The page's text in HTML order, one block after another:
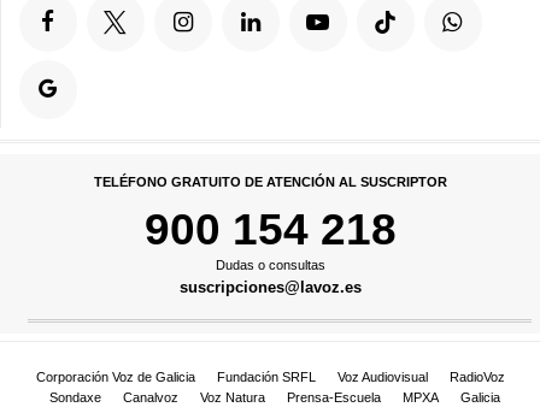
TELÉFONO GRATUITO DE ATENCIÓN AL SUSCRIPTOR
900 154 218
Dudas o consultas
suscripciones@lavoz.es
Corporación Voz de Galicia Fundación SRFL Voz Audiovisual
RadioVoz
Sondaxe
Canalvoz Voz Natura Prensa-Escuela MPXA
Galicia